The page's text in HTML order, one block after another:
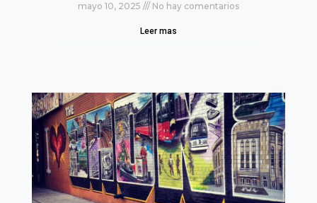
mayo 10, 2025 No hay comentarios
Leer mas